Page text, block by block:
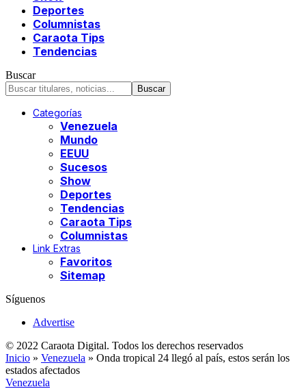
Deportes
Columnistas
Caraota Tips
Tendencias
Buscar
Categorías
Venezuela
Mundo
EEUU
Sucesos
Show
Deportes
Tendencias
Caraota Tips
Columnistas
Link Extras
Favoritos
Sitemap
Síguenos
Advertise
© 2022 Caraota Digital. Todos los derechos reservados
Inicio » Venezuela » Onda tropical 24 llegó al país, estos serán los
estados afectados
Venezuela